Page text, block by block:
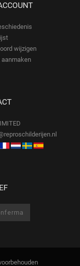
wijzigen